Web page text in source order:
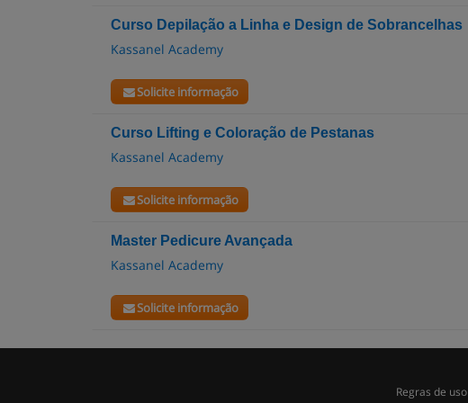
Curso Depilação a Linha e Design de Sobrancelhas
Kassanel Academy
Solicite informação
Curso Lifting e Coloração de Pestanas
Kassanel Academy
Solicite informação
Master Pedicure Avançada
Kassanel Academy
Solicite informação
Regras de uso